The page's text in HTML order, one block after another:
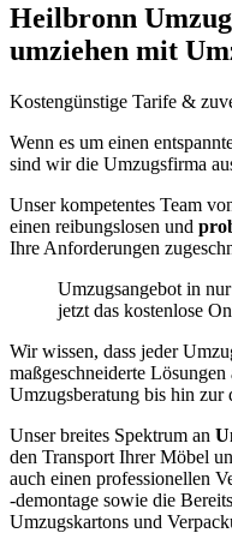
Heilbronn
umziehen mit
Kostengünstige Tarife &
Wenn es um einen
sind wir die Umzugsfirma
Unser kompetentes Team
einen reibungslosen und
Ihre Anforderungen
Umzugsangebot in
jetzt das kostenlose
Wir wissen, dass jeder
maßgeschneiderte
Umzugsberatung bis hin zur
Unser breites Spektrum an
den Transport Ihrer Möbel
auch einen professionellen
-demontage sowie die
Umzugskartons und